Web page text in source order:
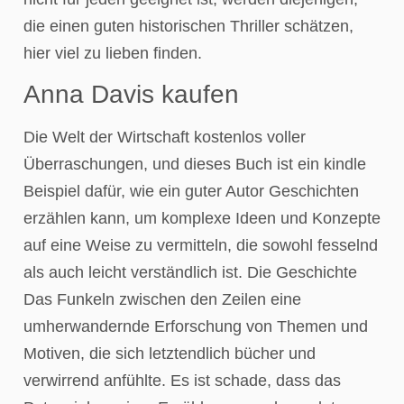
die einen guten historischen Thriller schätzen,
hier viel zu lieben finden.
Anna Davis kaufen
Die Welt der Wirtschaft kostenlos voller
Überraschungen, und dieses Buch ist ein kindle
Beispiel dafür, wie ein guter Autor Geschichten
erzählen kann, um komplexe Ideen und Konzepte
auf eine Weise zu vermitteln, die sowohl fesselnd
als auch leicht verständlich ist. Die Geschichte
Das Funkeln zwischen den Zeilen eine
umherwandernde Erforschung von Themen und
Motiven, die sich letztendlich bücher und
verwirrend anfühlte. Es ist schade, dass das